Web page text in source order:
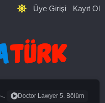
Üye Girişi Kayıt Ol
Doctor Lawyer 5. Bölüm